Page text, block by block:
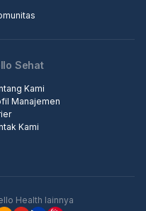
Sehat
Kami
Manajemen
Kami
Health lainnya